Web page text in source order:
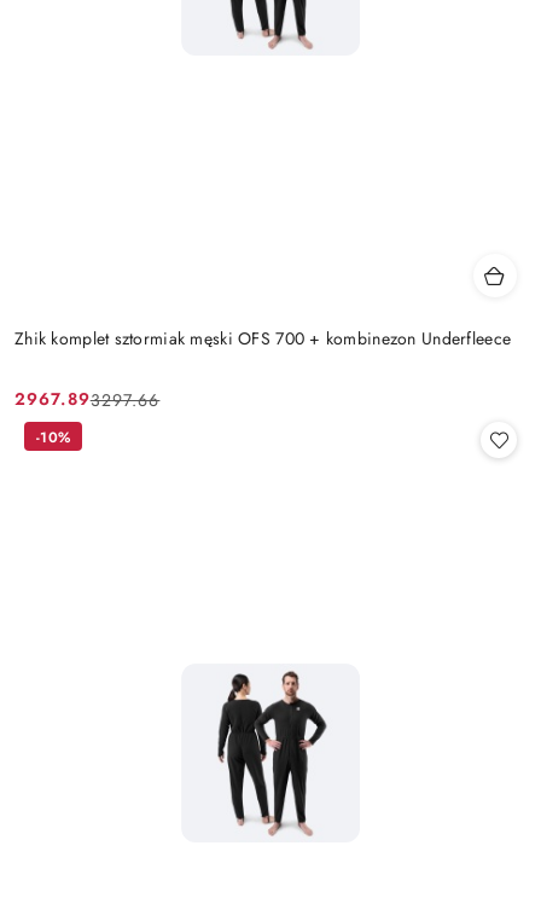
Zhik komplet sztormiak męski OFS 700 + kombinezon Underfleece
Cena
promocyjna:
2967.89
Cena
przed
3297.66
-10%